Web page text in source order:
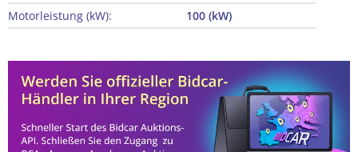
Motorleistung (kW):
100 (kW)